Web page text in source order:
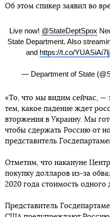
Об этом спикер заявил во
Live now! @StateDeptSpox
State Department. Also
and https://t.co/YUASiAi7lj
— Department of State
«То, что мы видим сейчас, —
тем, какое падение ждет
вторжения в Украину. Мы
чтобы сдержать Россию от
представитель
Отметим, что накануне
покупку долларов из-за
2020 года стоимость одного
Представитель